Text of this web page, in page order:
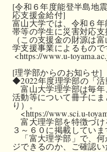
[令和６年度能登半島地
応支援金給付]
富山大学では、令和６
帯等の学生に災害対応
（この支援金の財源は
学支援事業によるもので
[理学部からのお知らせ]
◆2022年度理学部の「活
富山大学理学部は毎年
活動等について冊子に
り）。
<https://www.sci.u-
富大理学部を特徴づけ
３～６０に掲載していま
「富大理学部」で、何
ジできるのか、ご確認